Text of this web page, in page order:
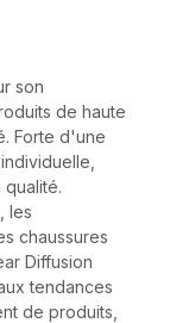
son
de haute
Forte d'une
les
chaussures
Diffusion
tendances
de produits,